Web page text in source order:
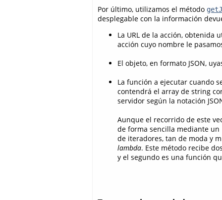
Por último, utilizamos el método
desplegable con la información
La URL de la acción, obtenida
acción cuyo nombre le
El objeto, en formato JSON,
La función a ejecutar cuando
contendrá el array de string
servidor según la notación
Aunque el recorrido de este
de forma sencilla mediante
de iteradores, tan de moda y
lambda. Este método recibe
y el segundo es una función